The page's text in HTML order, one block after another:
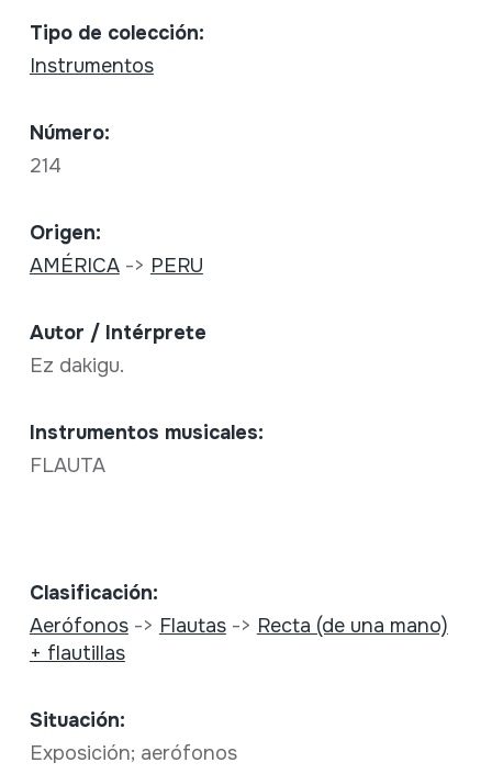
Tipo de colección:
Instrumentos
Número:
214
Origen:
AMÉRICA-> PERU
Autor / Intérprete
Ez dakigu.
Instrumentos musicales:
FLAUTA
Clasificación:
Aerófonos-> Flautas-> Recta (de una mano)
+ flautillas
Situación:
Exposición; aerófonos